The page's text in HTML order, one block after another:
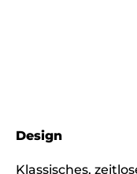
Design
Klassisches,